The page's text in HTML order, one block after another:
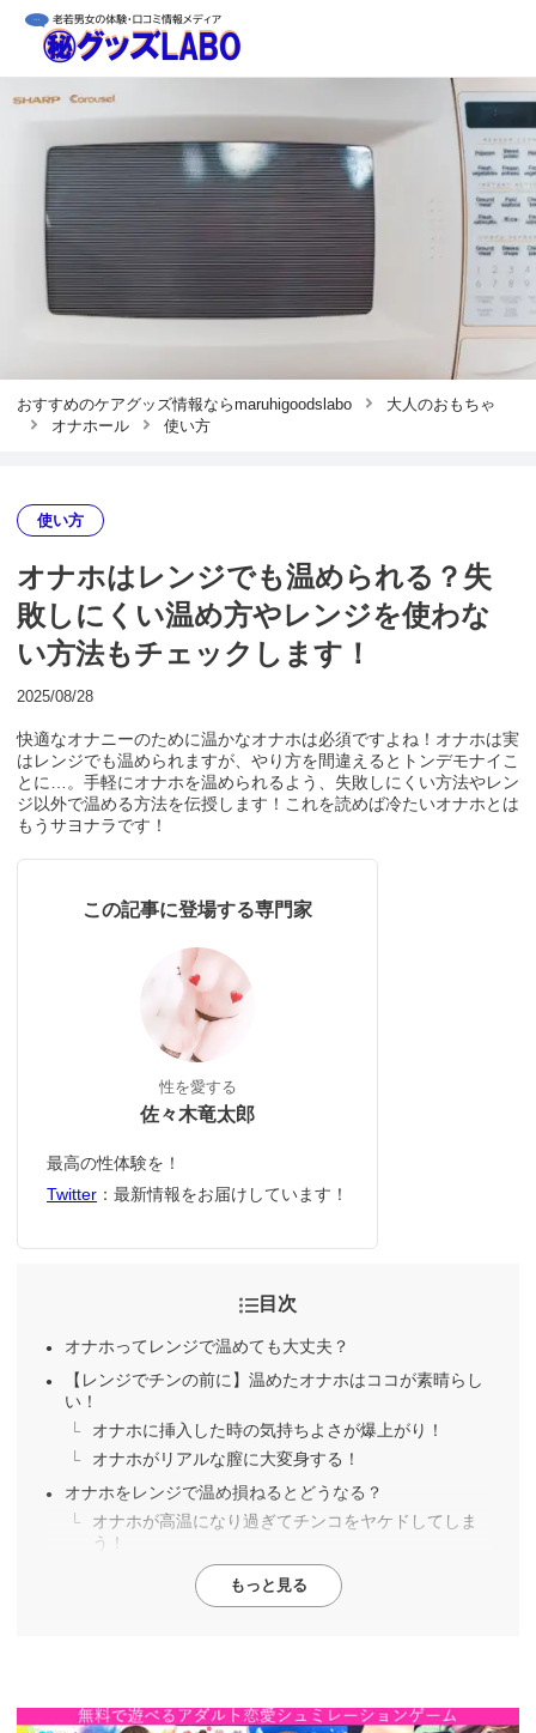
おすすめのケアグッズ情報ならmaruhigoodslabo
大人のおもちゃ
オナホール
使い方
使い方
オナホはレンジでも温められる？失
敗しにくい温め方やレンジを使わな
い方法もチェックします！
2025/08/28
快適なオナニーのために温かなオナホは必須ですよね！オナホは実
はレンジでも温められますが、やり方を間違えるとトンデモナイこ
とに…。手軽にオナホを温められるよう、失敗しにくい方法やレン
ジ以外で温める方法を伝授します！これを読めば冷たいオナホとは
もうサヨナラです！
この記事に登場する専門家
性を愛する
佐々木竜太郎
最高の性体験を！
Twitter ：最新情報をお届けしています！
目次
オナホってレンジで温めても大丈夫？
【レンジでチンの前に】温めたオナホはココが素晴らし
い！
オナホに挿入した時の気持ちよさが爆上がり！
オナホがリアルな膣に大変身する！
オナホをレンジで温め損ねるとどうなる？
オナホが高温になり過ぎてチンコをヤケドしてしま
う！
もっと見る
https://cv-